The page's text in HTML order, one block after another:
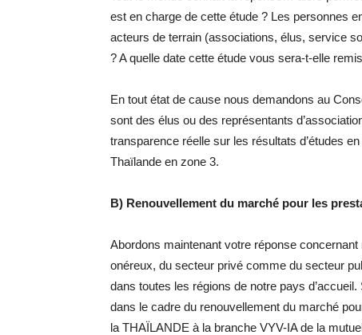
est en charge de cette étude ? Les personnes
acteurs de terrain (associations, élus, service
? A quelle date cette étude vous sera-t-elle
En tout état de cause nous demandons au
sont des élus ou des représentants
transparence réelle sur les résultats d’études
Thaïlande en zone 3.
B) Renouvellement du marché pour les
Abordons maintenant votre réponse
onéreux, du secteur privé comme du secteur
dans toutes les régions de notre pays
dans le cadre du renouvellement du marché
la THAÏLANDE à la branche VYV-IA de la